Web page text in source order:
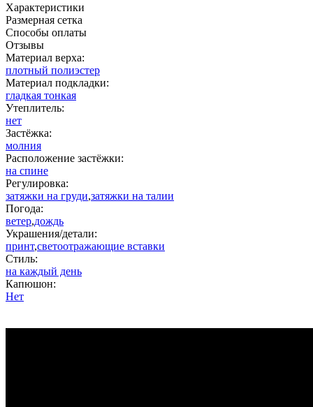
Характеристики
Размерная сетка
Способы оплаты
Отзывы
Материал верха:
плотный полиэстер
Материал подкладки:
гладкая тонкая
Утеплитель:
нет
Застёжка:
молния
Расположение застёжки:
на спине
Регулировка:
затяжки на груди,затяжки на талии
Погода:
ветер,дождь
Украшения/детали:
принт,светоотражающие вставки
Стиль:
на каждый день
Капюшон:
Нет